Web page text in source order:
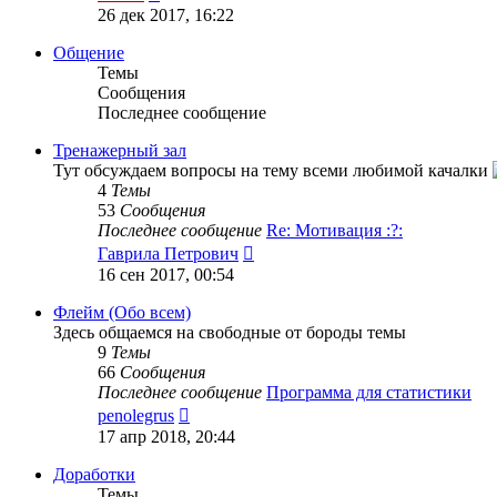
к
26 дек 2017, 16:22
Общение
Темы
Сообщения
Последнее сообщение
Тренажерный зал
Тут обсуждаем вопросы на тему всеми любимой качалки
4 Темы
53 Сообщения
Последнее сообщение Re: Мотивация :?:
Гаврила Петрович
16 сен 2017, 00:54
Флейм (Обо всем)
Здесь общаемся на свободные от бороды темы
9 Темы
66 Сообщения
Последнее сообщение Программа для статистики
penolegrus
к
17 апр 2018, 20:44
Доработки